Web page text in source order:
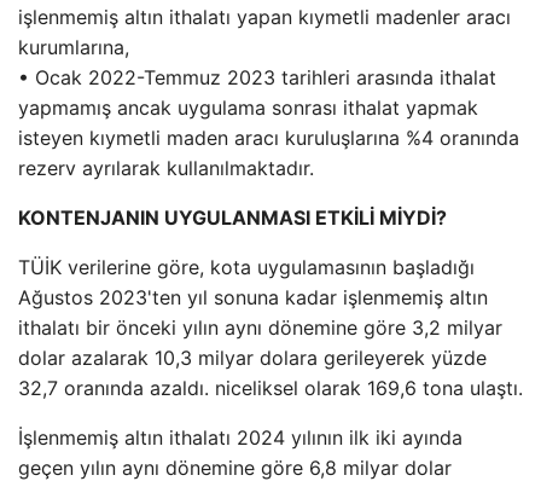
işlenmemiş altın ithalatı yapan kıymetli madenler aracı
kurumlarına,
• Ocak 2022-Temmuz 2023 tarihleri ​​arasında ithalat
yapmamış ancak uygulama sonrası ithalat yapmak
isteyen kıymetli maden aracı kuruluşlarına %4 oranında
rezerv ayrılarak kullanılmaktadır.
KONTENJANIN UYGULANMASI ETKİLİ MİYDİ?
TÜİK verilerine göre, kota uygulamasının başladığı
Ağustos 2023'ten yıl sonuna kadar işlenmemiş altın
ithalatı bir önceki yılın aynı dönemine göre 3,2 milyar
dolar azalarak 10,3 milyar dolara gerileyerek yüzde
32,7 oranında azaldı. niceliksel olarak 169,6 tona ulaştı.
İşlenmemiş altın ithalatı 2024 yılının ilk iki ayında
geçen yılın aynı dönemine göre 6,8 milyar dolar